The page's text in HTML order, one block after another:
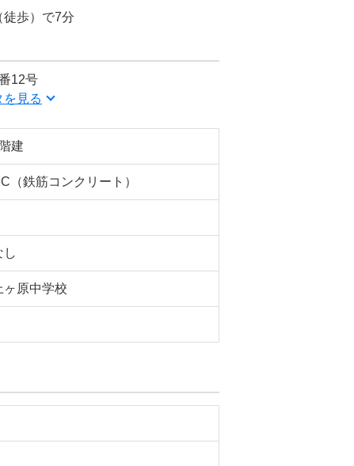
歩）で7分
12号
見る
建
（鉄筋コンクリート）
し
ヶ原中学校